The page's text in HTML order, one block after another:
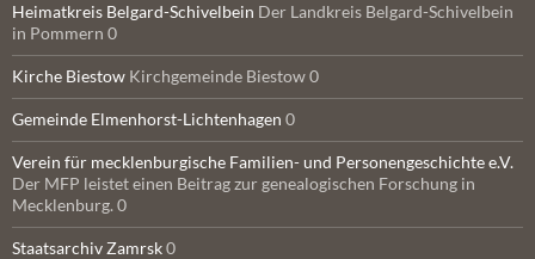
Heimatkreis Belgard-Schivelbein Der Landkreis Belgard-Schivelbein
in Pommern 0
Kirche Biestow Kirchgemeinde Biestow 0
Gemeinde Elmenhorst-Lichtenhagen 0
Verein für mecklenburgische Familien- und Personengeschichte e.V.
Der MFP leistet einen Beitrag zur genealogischen Forschung in
Mecklenburg. 0
Staatsarchiv Zamrsk0